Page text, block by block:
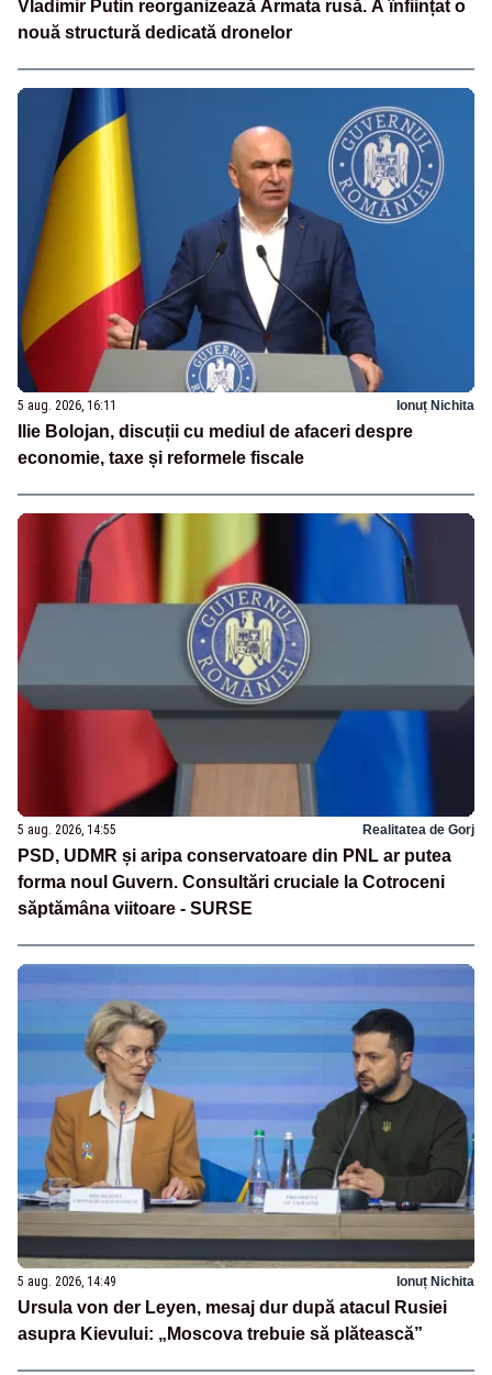
Vladimir Putin reorganizează Armata rusă. A înființat o
nouă structură dedicată dronelor
5 aug. 2026, 16:11 Ionuț Nichita
Ilie Bolojan, discuții cu mediul de afaceri despre
economie, taxe și reformele fiscale
5 aug. 2026, 14:55 Realitatea de Gorj
PSD, UDMR și aripa conservatoare din PNL ar putea
forma noul Guvern. Consultări cruciale la Cotroceni
săptămâna viitoare - SURSE
5 aug. 2026, 14:49 Ionuț Nichita
Ursula von der Leyen, mesaj dur după atacul Rusiei
asupra Kievului: „Moscova trebuie să plătească”